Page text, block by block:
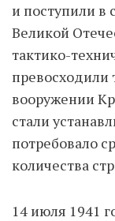
и поступили в
Великой
тактико-
превосходили
вооружении
стали
потребовало
количества
14 июля 1941